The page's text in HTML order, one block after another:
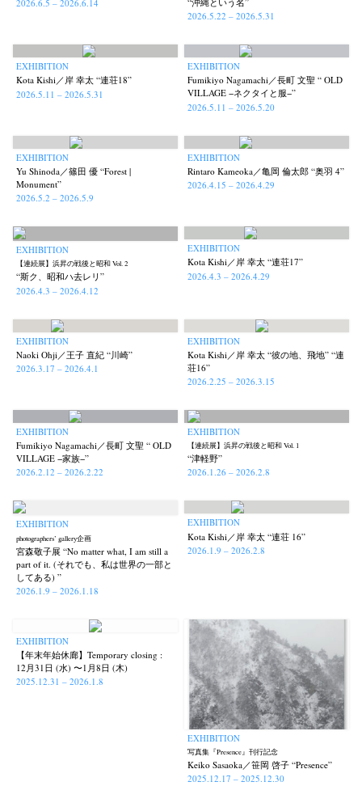
2026.6.5 – 2026.6.14
2026.5.22 – 2026.5.31
EXHIBITION
Kota Kishi／岸 幸太 “連荘18”
2026.5.11 – 2026.5.31
EXHIBITION
Fumikiyo Nagamachi／長町 文聖 “ OLD
VILLAGE −ネクタイと服−”
2026.5.11 – 2026.5.20
EXHIBITION
Yu Shinoda／篠田 優 “Forest |
Monument”
2026.5.2 – 2026.5.9
EXHIBITION
Rintaro Kameoka／亀岡 倫太郎 “奥羽 4”
2026.4.15 – 2026.4.29
EXHIBITION
【連続展】浜昇の戦後と昭和 Vol. 2
“斯ク、昭和ハ去レリ”
2026.4.3 – 2026.4.12
EXHIBITION
Kota Kishi／岸 幸太 “連荘17”
2026.4.3 – 2026.4.29
EXHIBITION
Naoki Ohji／王子 直紀 “川崎”
2026.3.17 – 2026.4.1
EXHIBITION
Kota Kishi／岸 幸太 “彼の地、飛地” “連
荘16”
2026.2.25 – 2026.3.15
EXHIBITION
Fumikiyo Nagamachi／長町 文聖 “ OLD
VILLAGE −家族−”
2026.2.12 – 2026.2.22
EXHIBITION
【連続展】浜昇の戦後と昭和 Vol. 1
“津軽野”
2026.1.26 – 2026.2.8
EXHIBITION
photographers’ gallery企画
宮森敬子展 “No matter what, I am still a
part of it. (それでも、私は世界の一部と
してある) ”
2026.1.9 – 2026.1.18
EXHIBITION
Kota Kishi／岸 幸太 “連荘 16”
2026.1.9 – 2026.2.8
EXHIBITION
【年末年始休廊】Temporary closing :
12月31日 (水) 〜1月8日 (木)
2025.12.31 – 2026.1.8
EXHIBITION
写真集『Presence』刊行記念
Keiko Sasaoka／笹岡 啓子 “Presence”
2025.12.17 – 2025.12.30